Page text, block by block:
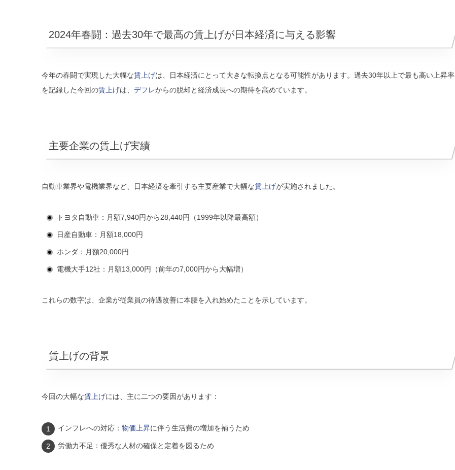
2024年春闘：過去30年で最高の賃上げが日本経済に与える影響
今年の春闘で実現した大幅な賃上げは、日本経済にとって大きな転換点となる可能性があります。過去30年以上で最も高い上昇率
を記録した今回の賃上げは、 デフレからの脱却と経済成長への期待を高めています。
主要企業の賃上げ実績
自動車業界や電機業界など、日本経済を牽引する主要産業で大幅な賃上げが実施されました。
トヨタ自動車：月額7,940円から28,440円（1999年以降最高額）
日産自動車：月額18,000円
ホンダ：月額20,000円
電機大手12社：月額13,000円（前年の7,000円から大幅増）
これらの数字は、企業が従業員の待遇改善に本腰を入れ始めたことを示しています。
賃上げの背景
今回の大幅な賃上げには、主に二つの要因があります：
インフレへの対応： 物価上昇に伴う生活費の増加を補うため
労働力不足：優秀な人材の確保と定着を図るため